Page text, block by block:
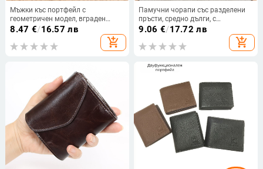
Мъжки къс портфейл с
геометричен модел, вграден
джоб за карти, ултралек PU кожа,
8.47 €/16.57 лв
add_shopping_cart
Памучни чорапи със разделени
пръсти, средно дълги, с
вълнообразен модел,
попиване на пот, спортен стил
9.06 €/17.72 лв
add_shopping_cart